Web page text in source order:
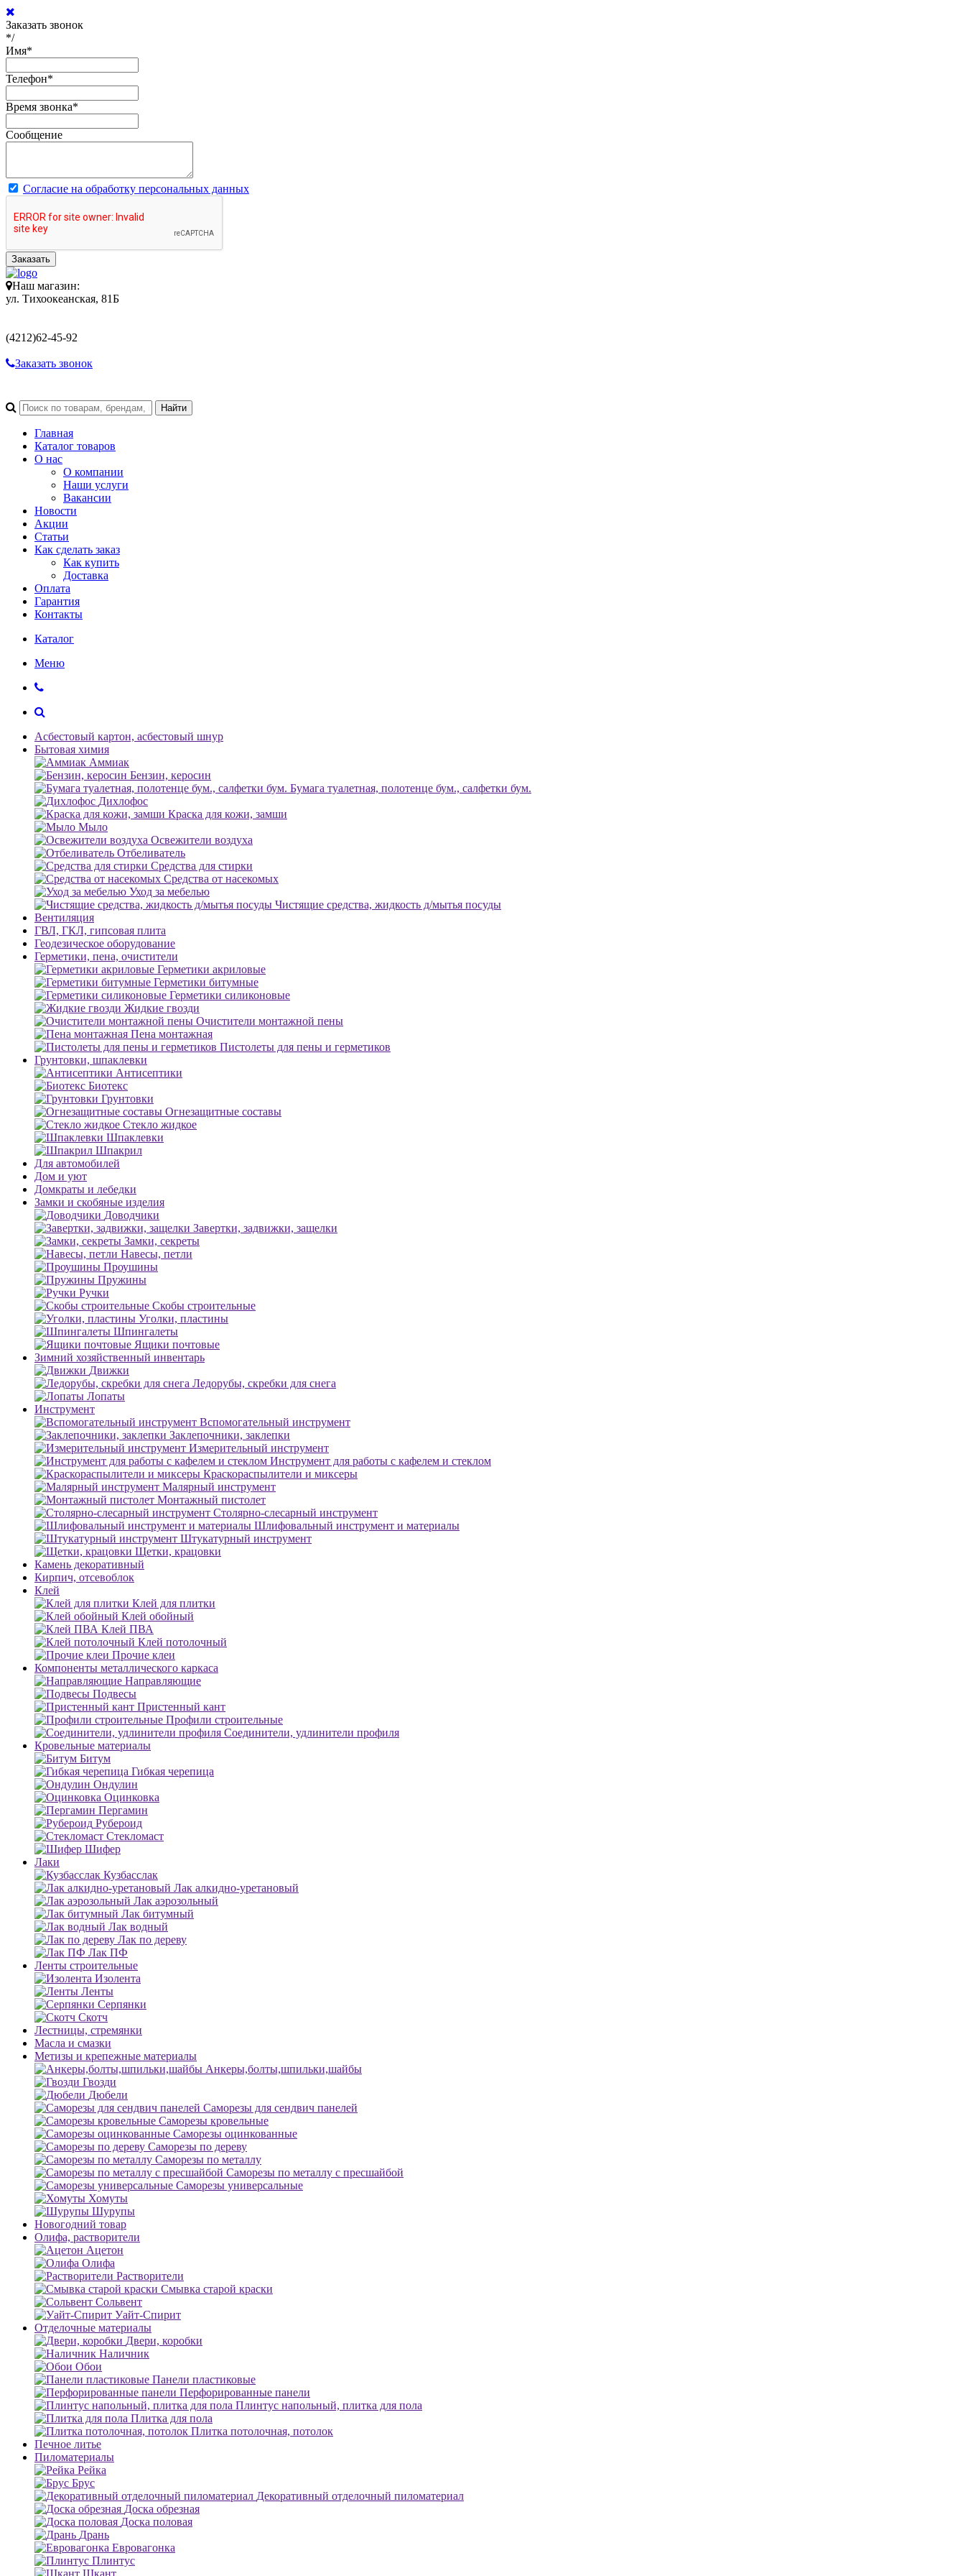
Заказать звонок
*/
Имя*
Телефон*
Время звонка*
Сообщение
Согласие на обработку персональных данных
Заказать
Наш магазин:
ул. Тихоокеанская, 81Б
(4212)62-45-92
Заказать звонок
Главная
Каталог товаров
О нас
О компании
Наши услуги
Вакансии
Новости
Акции
Статьи
Как сделать заказ
Как купить
Доставка
Оплата
Гарантия
Контакты
Каталог
Меню
Асбестовый картон, асбестовый шнур
Бытовая химия
Аммиак
Бензин, керосин
Бумага туалетная, полотенце бум., салфетки бум.
Дихлофос
Краска для кожи, замши
Мыло
Освежители воздуха
Отбеливатель
Средства для стирки
Средства от насекомых
Уход за мебелью
Чистящие средства, жидкость д/мытья посуды
Вентиляция
ГВЛ, ГКЛ, гипсовая плита
Геодезическое оборудование
Герметики, пена, очистители
Герметики акриловые
Герметики битумные
Герметики силиконовые
Жидкие гвозди
Очистители монтажной пены
Пена монтажная
Пистолеты для пены и герметиков
Грунтовки, шпаклевки
Антисептики
Биотекс
Грунтовки
Огнезащитные составы
Стекло жидкое
Шпаклевки
Шпакрил
Для автомобилей
Дом и уют
Домкраты и лебедки
Замки и скобяные изделия
Доводчики
Завертки, задвижки, защелки
Замки, секреты
Навесы, петли
Проушины
Пружины
Ручки
Скобы строительные
Уголки, пластины
Шпингалеты
Ящики почтовые
Зимний хозяйственный инвентарь
Движки
Ледорубы, скребки для снега
Лопаты
Инструмент
Вспомогательный инструмент
Заклепочники, заклепки
Измерительный инструмент
Инструмент для работы с кафелем и стеклом
Краскораспылители и миксеры
Малярный инструмент
Монтажный пистолет
Столярно-слесарный инструмент
Шлифовальный инструмент и материалы
Штукатурный инструмент
Щетки, крацовки
Камень декоративный
Кирпич, отсевоблок
Клей
Клей для плитки
Клей обойный
Клей ПВА
Клей потолочный
Прочие клеи
Компоненты металлического каркаса
Направляющие
Подвесы
Пристенный кант
Профили строительные
Соединители, удлинители профиля
Кровельные материалы
Битум
Гибкая черепица
Ондулин
Оцинковка
Пергамин
Рубероид
Стекломаст
Шифер
Лаки
Кузбасслак
Лак алкидно-уретановый
Лак аэрозольный
Лак битумный
Лак водный
Лак по дереву
Лак ПФ
Ленты строительные
Изолента
Ленты
Серпянки
Скотч
Лестницы, стремянки
Масла и смазки
Метизы и крепежные материалы
Анкеры,болты,шпильки,шайбы
Гвозди
Дюбели
Саморезы для сендвич панелей
Саморезы кровельные
Саморезы оцинкованные
Саморезы по дереву
Саморезы по металлу
Саморезы по металлу с пресшайбой
Саморезы универсальные
Хомуты
Шурупы
Новогодний товар
Олифа, растворители
Ацетон
Олифа
Растворители
Смывка старой краски
Сольвент
Уайт-Спирит
Отделочные материалы
Двери, коробки
Наличник
Обои
Панели пластиковые
Перфорированные панели
Плинтус напольный, плитка для пола
Плитка для пола
Плитка потолочная, потолок
Печное литье
Пиломатериалы
Рейка
Брус
Декоративный отделочный пиломатериал
Доска обрезная
Доска половая
Дрань
Евровагонка
Плинтус
Шкант